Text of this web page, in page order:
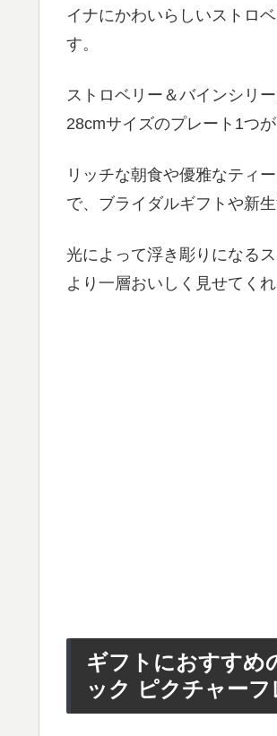
イナにかわいらしいストロ
す。
ストロベリー＆バインシリ
28cmサイズのプレート1つ
リッチな朝食や優雅なティ
で、ブライダルギフトや新
光によって浮き彫りになる
より一層おいしく見せてくれ
ギフトにおすす
ック ピクチャーフ